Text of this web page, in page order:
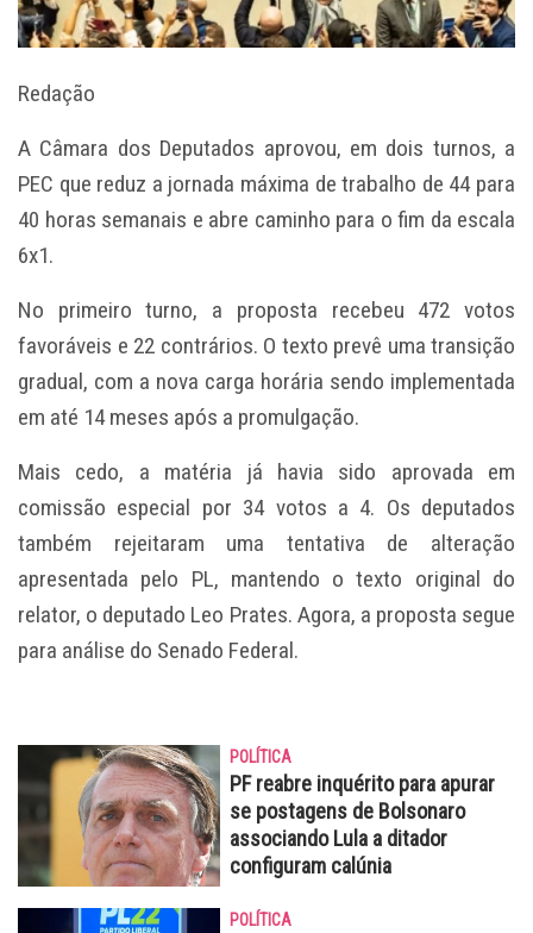
Redação
A Câmara dos Deputados aprovou, em dois turnos, a
PEC que reduz a jornada máxima de trabalho de 44 para
40 horas semanais e abre caminho para o fim da escala
6x1.
No primeiro turno, a proposta recebeu 472 votos
favoráveis e 22 contrários. O texto prevê uma transição
gradual, com a nova carga horária sendo implementada
em até 14 meses após a promulgação.
Mais cedo, a matéria já havia sido aprovada em
comissão especial por 34 votos a 4. Os deputados
também rejeitaram uma tentativa de alteração
apresentada pelo PL, mantendo o texto original do
relator, o deputado Leo Prates. Agora, a proposta segue
para análise do Senado Federal.
POLÍTICA
PF reabre inquérito para apurar
se postagens de Bolsonaro
associando Lula a ditador
configuram calúnia
POLÍTICA